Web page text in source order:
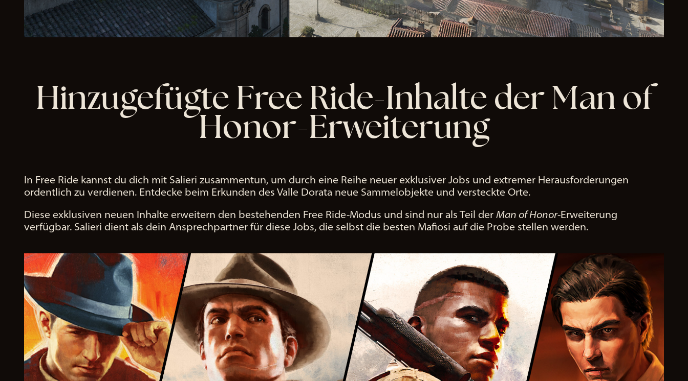
e
un
ag
un
an
die
ogl
e-
ver
zu.
Hinzugefügte Free Ride-Inhalte der Man of
Honor-Erweiterung
In Free Ride kannst du dich mit Salieri zusammentun, um durch eine Reihe neuer exklusiver Jobs und extremer Herausforderungen
ordentlich zu verdienen. Entdecke beim Erkunden des Valle Dorata neue Sammelobjekte und versteckte Orte.
Diese exklusiven neuen Inhalte erweitern den bestehenden Free Ride-Modus und sind nur als Teil der Man of Honor-Erweiterung
verfügbar. Salieri dient als dein Ansprechpartner für diese Jobs, die selbst die besten Mafiosi auf die Probe stellen werden.